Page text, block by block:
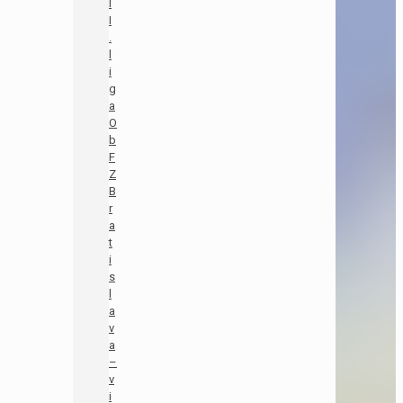
I
I
l
i
g
a
O
b
F
Z
B
r
a
t
i
s
l
a
v
a
–
v
i